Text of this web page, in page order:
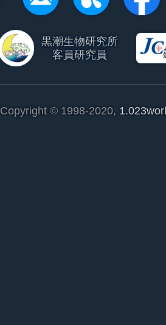
黒潮生物研究所
客員研究員
Copyright © 1998-2020,